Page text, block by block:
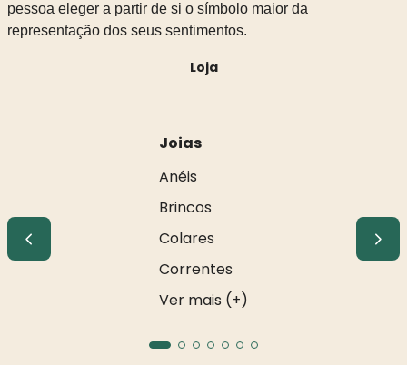
pessoa eleger a partir de si o símbolo maior da
representação dos seus sentimentos.
Loja
Joias
Anéis
Brincos
Colares
Correntes
Ver mais (+)